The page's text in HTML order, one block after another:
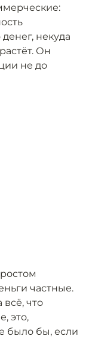
некуда
Он
не до
частные.
всё, что
это,
было бы, если